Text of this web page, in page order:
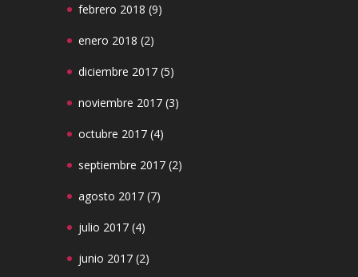
febrero 2018 (9)
enero 2018 (2)
diciembre 2017 (5)
noviembre 2017 (3)
octubre 2017 (4)
septiembre 2017 (2)
agosto 2017 (7)
julio 2017 (4)
junio 2017 (2)